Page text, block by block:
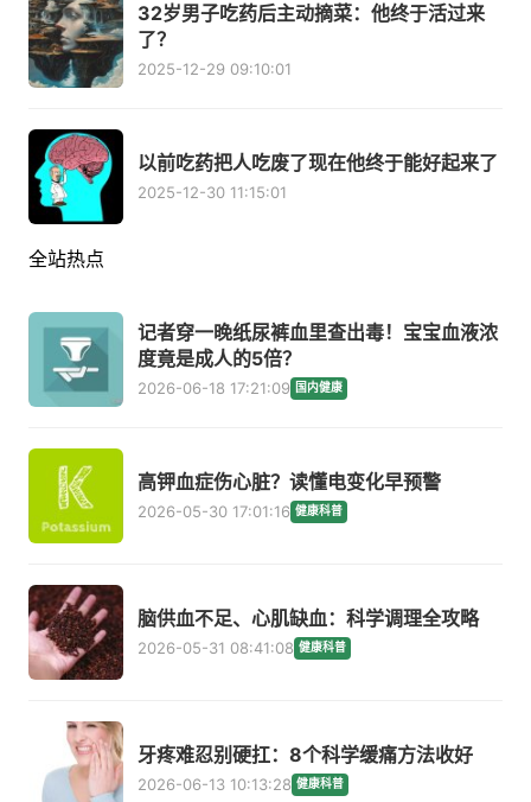
32岁男子吃药后主动摘菜：他终于活过来
了？
2025-12-29 09:10:01
以前吃药把人吃废了现在他终于能好起来了
2025-12-30 11:15:01
全站热点
记者穿一晚纸尿裤血里查出毒！宝宝血液浓
度竟是成人的5倍？
2026-06-18 17:21:09 国内健康
高钾血症伤心脏？读懂电变化早预警
2026-05-30 17:01:16 健康科普
脑供血不足、心肌缺血：科学调理全攻略
2026-05-31 08:41:08 健康科普
牙疼难忍别硬扛：8个科学缓痛方法收好
2026-06-13 10:13:28 健康科普